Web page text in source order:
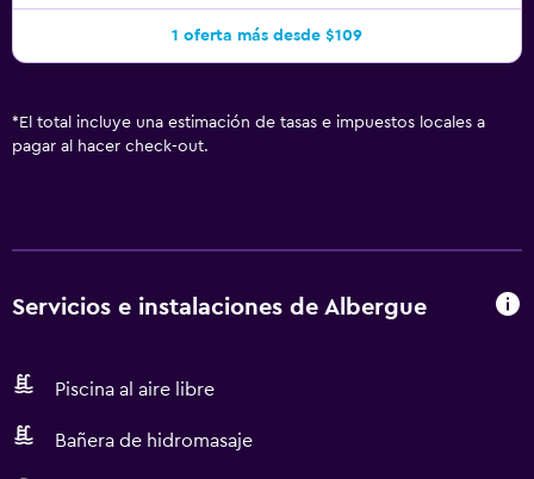
1 oferta más desde $109
* El total incluye una estimación de tasas e impuestos locales a
pagar al hacer check-out.
Servicios e instalaciones de Albergue
Piscina al aire libre
Bañera de hidromasaje